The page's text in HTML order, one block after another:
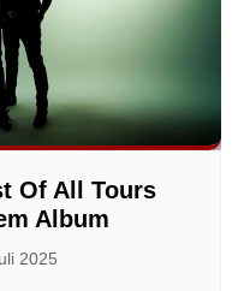
Of All Tours
Album
2025